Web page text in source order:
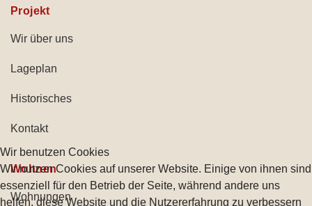
Projekt
Wir über uns
Lageplan
Historisches
Kontakt
Wohnen
Wohnungen
Wir benutzen Cookies
Wir nutzen Cookies auf unserer Website. Einige von ihnen sind
essenziell für den Betrieb der Seite, während andere uns
helfen, diese Website und die Nutzererfahrung zu verbessern